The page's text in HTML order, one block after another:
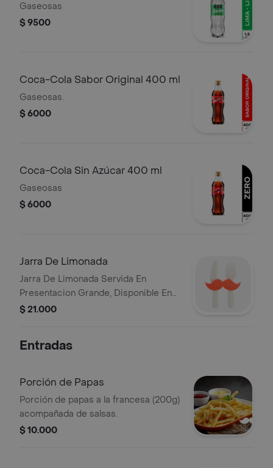
Gaseosas
$ 9500
Coca-Cola Sabor Original 400 ml
Gaseosas.
$ 6000
Coca-Cola Sin Azúcar 400 ml
Gaseosas
$ 6000
Jarra De Limonada
Jarra De Limonada Servida En
Presentacion Grande, Disponible En
Natural O Con Cereza.
$ 21.000
Entradas
Porción de Papas
Porción de papas a la francesa (200g)
acompañada de salsas.
$ 10.000